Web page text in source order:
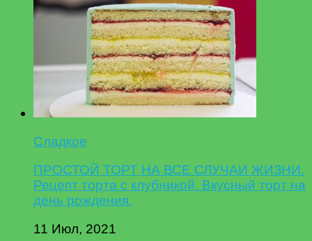
Сладкое
ПРОСТОЙ ТОРТ НА ВСЕ СЛУЧАИ ЖИЗНИ.
Рецепт торта с клубникой. Вкусный торт на
день рождения.
11 Июл, 2021